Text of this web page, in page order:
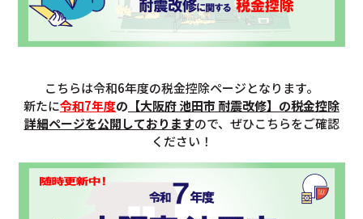
こちらは令和6年度の税金控除ページとなります。
新たに令和7年度の 【大阪府 池田市 耐震改修】の税金控除
詳細ページを公開しておりますので、ぜひこちらをご確認
ください！